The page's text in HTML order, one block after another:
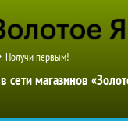
Получи первым!
сети магазинов